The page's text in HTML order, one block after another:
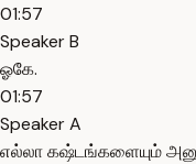
01:57
Speaker B
ஓகே.
01:57
Speaker A
எல்லா கஷ்டங்களையும்